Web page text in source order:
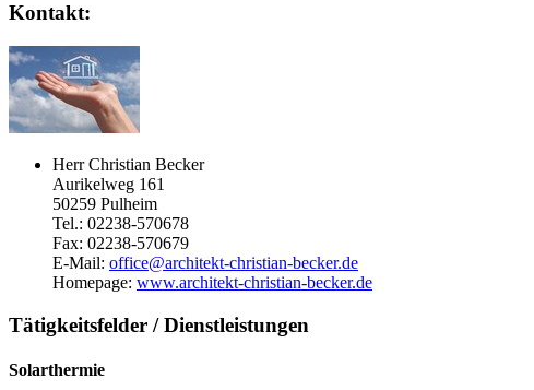
Kontakt:
Herr Christian Becker
Aurikelweg 161
50259 Pulheim
Tel.: 02238-570678
Fax: 02238-570679
E-Mail: office@architekt-christian-becker.de
Homepage: www.architekt-christian-becker.de
Tätigkeitsfelder / Dienstleistungen
Solarthermie